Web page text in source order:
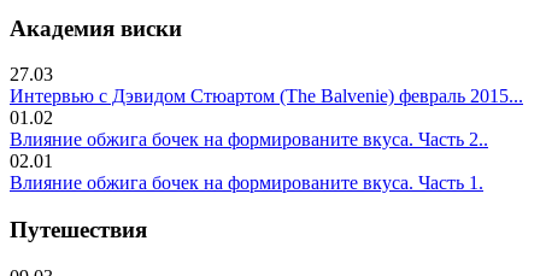
Академия виски
27.03
Интервью с Дэвидом Стюартом (The Balvenie) февраль 2015...
01.02
Влияние обжига бочек на формированите вкуса. Часть 2..
02.01
Влияние обжига бочек на формированите вкуса. Часть 1.
Путешествия